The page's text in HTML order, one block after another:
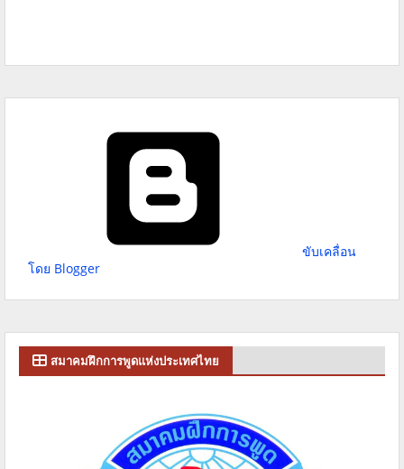
ขับเคลื่อน
โดย Blogger
สมาคมฝึกการพูดแห่งประเทศไทย